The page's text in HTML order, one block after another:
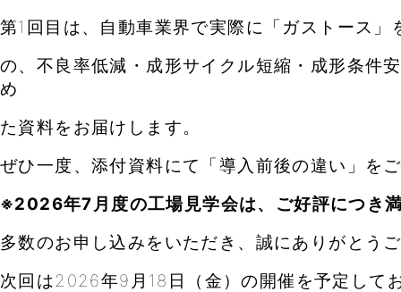
第1回目は、自動車業界で実際に「ガストース」
の、 不良率低減・成形サイクル短縮・成形条件
め
た資料をお届けします。
ぜひ一度、添付資料にて「導入前後の違い」を
※2026年7月度の工場見学会は、ご好評につき
多数のお申し込みをいただき、誠にありがとう
次回は2026年9月18日（金）の開催を予定して